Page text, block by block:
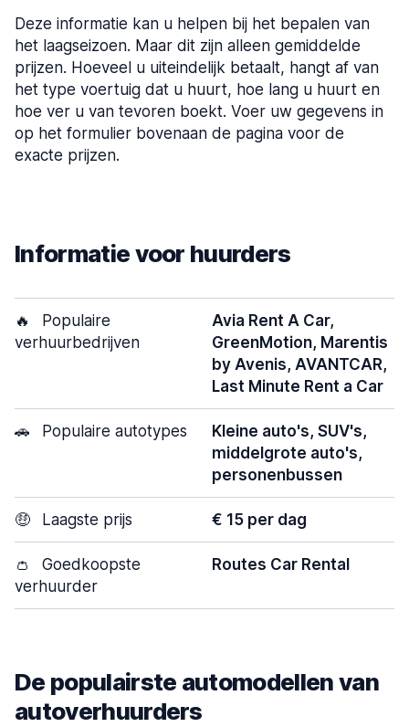
Deze informatie kan u helpen bij het bepalen van
het laagseizoen. Maar dit zijn alleen gemiddelde
prijzen. Hoeveel u uiteindelijk betaalt, hangt af van
het type voertuig dat u huurt, hoe lang u huurt en
hoe ver u van tevoren boekt. Voer uw gegevens in
op het formulier bovenaan de pagina voor de
exacte prijzen.
Informatie voor huurders
🔥
Populaire
verhuurbedrijven
Avia Rent A Car,
GreenMotion, Marentis
by Avenis, AVANTCAR,
Last Minute Rent a Car
🚗 Populaire autotypes
Kleine auto's, SUV's,
middelgrote auto's,
personenbussen
🤑 Laagste prijs € 15 per dag
👛
Goedkoopste
verhuurder
Routes Car Rental
De populairste automodellen van
autoverhuurders